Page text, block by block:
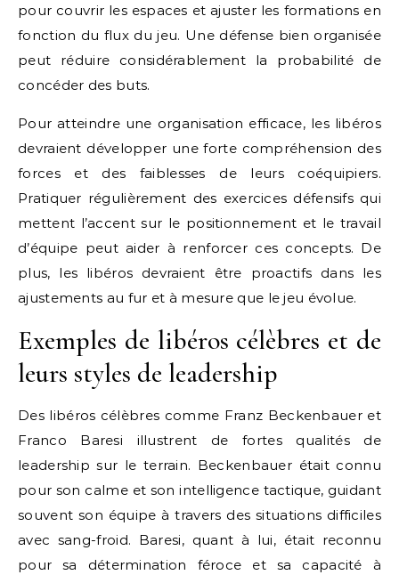
pour couvrir les espaces et ajuster les formations en
fonction du flux du jeu. Une défense bien organisée
peut réduire considérablement la probabilité de
concéder des buts.
Pour atteindre une organisation efficace, les libéros
devraient développer une forte compréhension des
forces et des faiblesses de leurs coéquipiers.
Pratiquer régulièrement des exercices défensifs qui
mettent l’accent sur le positionnement et le travail
d’équipe peut aider à renforcer ces concepts. De
plus, les libéros devraient être proactifs dans les
ajustements au fur et à mesure que le jeu évolue.
Exemples de libéros célèbres et de
leurs styles de leadership
Des libéros célèbres comme Franz Beckenbauer et
Franco Baresi illustrent de fortes qualités de
leadership sur le terrain. Beckenbauer était connu
pour son calme et son intelligence tactique, guidant
souvent son équipe à travers des situations difficiles
avec sang-froid. Baresi, quant à lui, était reconnu
pour sa détermination féroce et sa capacité à